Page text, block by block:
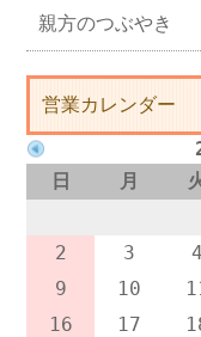
親方のつぶやき
営業カレンダー
日
月
2
3 4
9
10
16
17